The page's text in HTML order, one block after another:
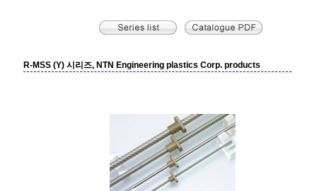
R-MSS (Y) 시리즈, NTN Engineering plastics Corp. products